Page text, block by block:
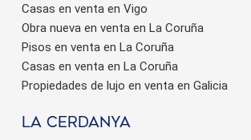
Casas en venta en Vigo
Obra nueva en venta en La Coruña
Pisos en venta en La Coruña
Casas en venta en La Coruña
Propiedades de lujo en venta en Galicia
La Cerdanya